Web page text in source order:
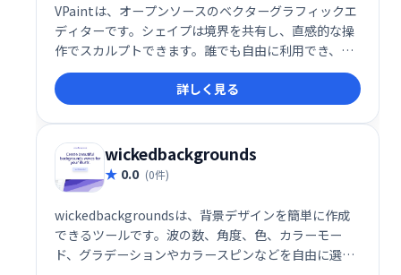
VPaintは、オープンソースのベクターグラフィックエ
ディターです。シェイプは境界を共有し、直感的な操
作でスカルプトできます。誰でも自由に利用でき、柔
軟性の高いベクターイラスト制作を可能にします。
詳しく見る
wickedbackgrounds
0.0 (0件)
wickedbackgroundsは、背景デザインを簡単に作成
できるツールです。波の数、角度、色、カラーモー
ド、グラデーションやカラースピンなどを自由に選択